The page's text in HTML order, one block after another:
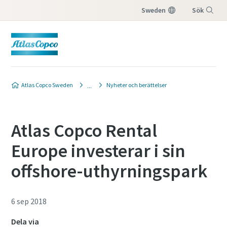
Sweden Sök
Atlas Copco Sweden Nyheter och berättelser
Atlas Copco Rental
Europe investerar i sin
offshore-uthyrningspark
6 sep 2018
Dela via